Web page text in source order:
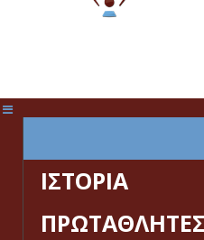
ΙΣΤΟΡΙΑ
ΠΡΩΤΑΘΛΗΤΕΣ